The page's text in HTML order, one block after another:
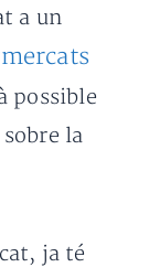
a un
possible
la
ja té